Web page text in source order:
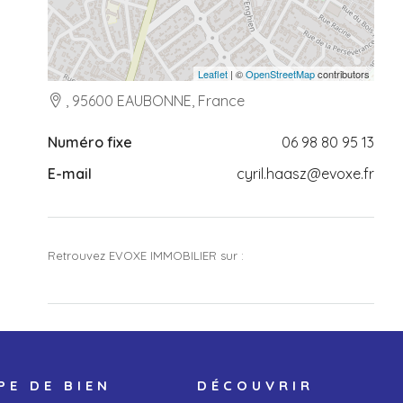
Leaflet | ©OpenStreetMapcontributors
, 95600 EAUBONNE, France
Numéro fixe
06 98 80 95 13
E-mail
cyril.haasz@evoxe.fr
Retrouvez EVOXE IMMOBILIER sur :
DE BIEN DÉCOUVRIR